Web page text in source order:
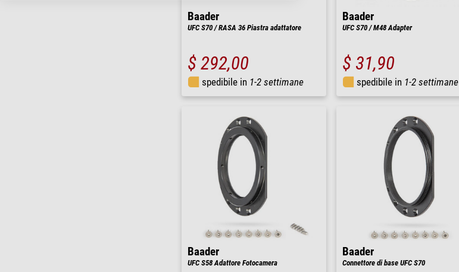
Baader
UFC S70 / RASA 36 Piastra adattatore
$ 292,00
spedibile in 1-2 settimane
Baader
UFC S70 / M48 Adapter
$ 31,90
spedibile in 1-2 settimane
Baader
UFC S58 Adattore Fotocamera
Baader
Connettore di base UFC S70